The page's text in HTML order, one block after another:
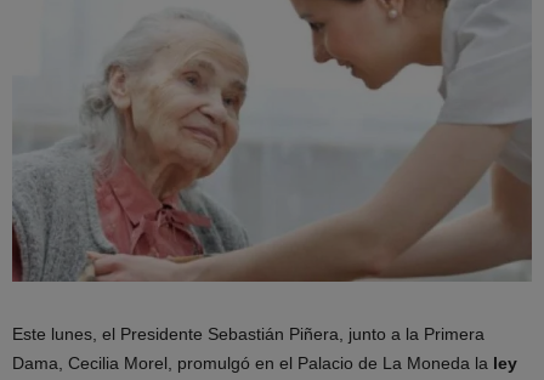
Este lunes, el Presidente Sebastián Piñera, junto a la Primera
Dama, Cecilia Morel, promulgó en el Palacio de La Moneda la ley